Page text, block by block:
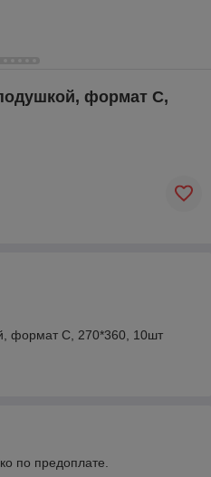
формат C,
формат C, 270*360, 10шт
по предоплате.